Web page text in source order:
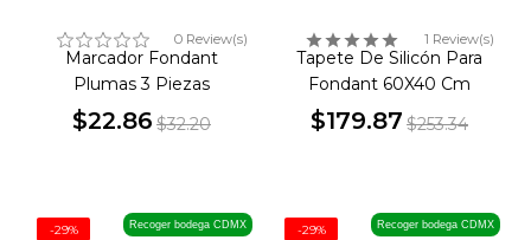
0 Review(s)
Marcador Fondant
Plumas 3 Piezas
$22.86 $32.20
1 Review(s)
Tapete De Silicón Para
Fondant 60X40 Cm
$179.87 $253.34
Recoger bodega CDMX
-29% Recoger bodega CDMX
-29%